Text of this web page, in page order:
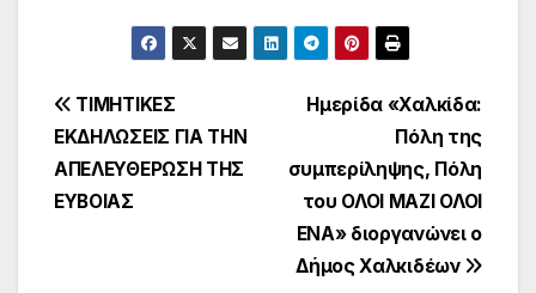
Πλοήγηση
άρθρων
Ημερίδα «Χαλκίδα:
Πόλη της
συμπερίληψης, Πόλη
του ΟΛΟΙ ΜΑΖΙ ΟΛΟΙ
ΕΝΑ» διοργανώνει ο
Δήμος Χαλκιδέων
ΤΙΜΗΤΙΚΕΣ
ΕΚΔΗΛΩΣΕΙΣ ΓΙΑ ΤΗΝ
ΑΠΕΛΕΥΘΕΡΩΣΗ ΤΗΣ
ΕΥΒΟΙΑΣ